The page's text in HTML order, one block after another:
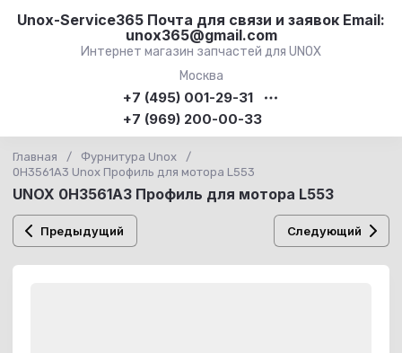
Unox-Service365 Почта для связи и заявок Email:
unox365@gmail.com
Интернет магазин запчастей для UNOX
Москва
+7 (495) 001-29-31
+7 (969) 200-00-33
Главная / Фурнитура Unox
/
0H3561A3 Unox Профиль для мотора L553
UNOX 0H3561A3 Профиль для мотора L553
Предыдущий Следующий